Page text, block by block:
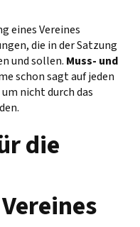
eines Vereines
die in der Satzung
und sollen. Muss- und
schon sagt auf jeden
nicht durch das
die